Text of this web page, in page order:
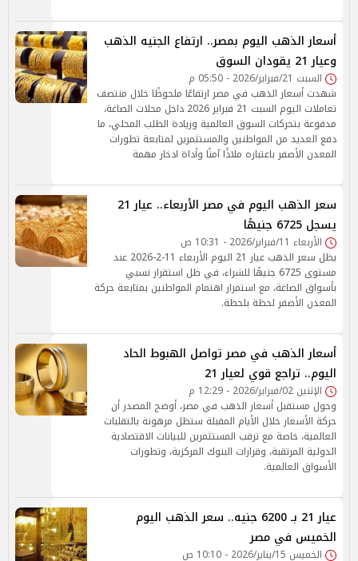
أسعار الذهب اليوم بمصر.. ارتفاع الجنيه الذهب
وعيار 21 يقودان السوق
السبت 21/فبراير/2026 - 05:50 م
شهدت أسعار الذهب في مصر ارتفاعًا ملحوظًا خلال منتصف
تعاملات اليوم السبت 21 فبراير 2026 داخل محلات الصاغة،
مدفوعة بتحركات السوق العالمية وزيادة الطلب المحلي، ما
دفع العديد من المواطنين والمستثمرين لمتابعة تطورات
المعدن الأصفر باعتباره ملاذًا آمنًا وأداة ادخار مهمة
سعر الذهب اليوم في مصر الأربعاء.. عيار 21
يسجل 6725 جنيهًا
الأربعاء 11/فبراير/2026 - 10:31 ص
يظل سعر الذهب عيار 21 اليوم الأربعاء 11-2-2026 عند
مستوى 6725 جنيهًا للشراء، في ظل استقرار نسبي
بأسواق الصاغة، مع استمرار اهتمام المواطنين بمتابعة حركة
المعدن الأصفر لحظة بلحظة.
أسعار الذهب في مصر تواصل الهبوط الحاد
اليوم.. تراجع قوي لعيار 21
الإثنين 02/فبراير/2026 - 12:29 م
وحول مستقبل أسعار الذهب في مصر، أوضح المصدر أن
حركة الأسعار خلال الأيام المقبلة ستظل مرهونة بالتقلبات
العالمية، خاصة مع ترقب المستثمرين للبيانات الاقتصادية
الدولية المرتقبة، وقرارات البنوك المركزية، وتطورات
الأسواق العالمية.
عيار 21 بـ 6200 جنيه.. سعر الذهب اليوم
الخميس في مصر
الخميس 15/يناير/2026 - 10:10 ص